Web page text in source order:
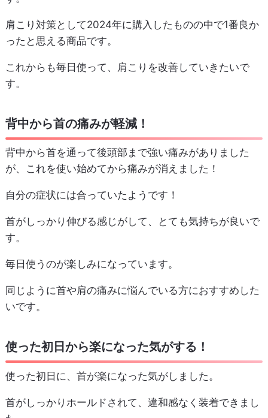
肩こり対策として2024年に購入したものの中で1番良か
ったと思える商品です。
これからも毎日使って、肩こりを改善していきたいで
す。
背中から首の痛みが軽減！
背中から首を通って後頭部まで強い痛みがありました
が、これを使い始めてから痛みが消えました！
自分の症状には合っていたようです！
首がしっかり伸びる感じがして、とても気持ちが良いで
す。
毎日使うのが楽しみになっています。
同じように首や肩の痛みに悩んでいる方におすすめした
いです。
使った初日から楽になった気がする！
使った初日に、首が楽になった気がしました。
首がしっかりホールドされて、違和感なく装着できまし